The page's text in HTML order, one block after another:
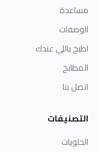
مساعدة
الوصفات
اطبخ باللي عندك
المطابخ
اتصل بنا
التصنيفات
الحلويات